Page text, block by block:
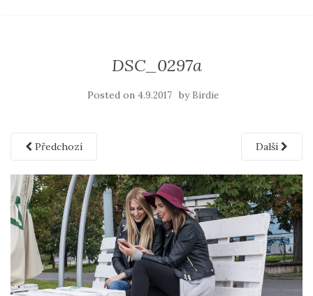
DSC_0297a
Posted on 4.9.2017 by Birdie
Předchozí Další